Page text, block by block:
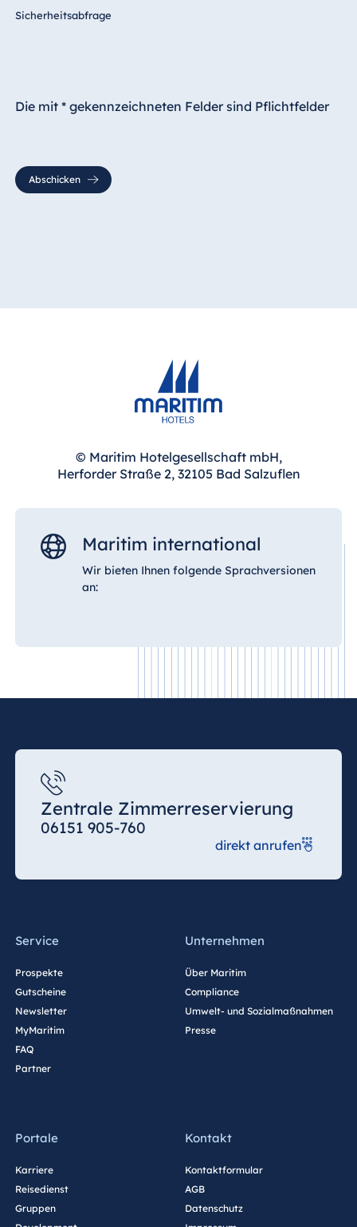
Sicherheitsabfrage
Die mit * gekennzeichneten Felder sind Pflichtfelder
Abschicken
© Maritim Hotelgesellschaft mbH,
Herforder Straße 2, 32105 Bad Salzuflen
Maritim international
Wir bieten Ihnen folgende Sprachversionen
an:
Zentrale Zimmerreservierung
06151 905-760
direkt anrufen
Service
Prospekte
Gutscheine
Newsletter
MyMaritim
FAQ
Partner
Unternehmen
Über Maritim
Compliance
Umwelt- und Sozialmaßnahmen
Presse
Portale
Karriere
Reisedienst
Gruppen
Kontakt
Kontaktformular
AGB
Datenschutz